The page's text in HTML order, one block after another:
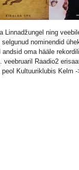
Linnadžungel ning
selgunud nominendid
oma hääle
veebruaril Raadio2
peol Kultuuriklubis Kelm